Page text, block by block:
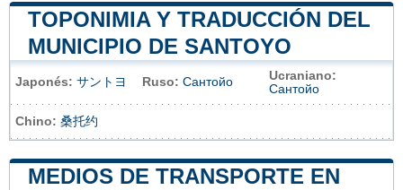
TOPONIMIA Y TRADUCCIÓN DEL
MUNICIPIO DE SANTOYO
Japonés: サントヨ Ruso: Сантойо
Ucraniano:
Сантойо
Chino: 桑托约
MEDIOS DE TRANSPORTE EN